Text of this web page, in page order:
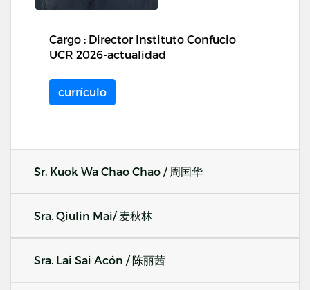
Cargo : Director Instituto Confucio
UCR 2026-actualidad
currículo
Sr. Kuok Wa Chao Chao / 周国华
Sra. Qiulin Mai/ 麦秋林
Sra. Lai Sai Acón / 陈丽茜